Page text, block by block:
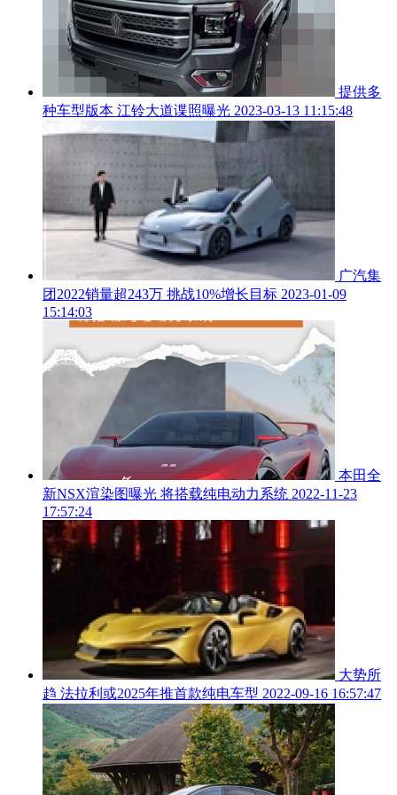
提供多
种车型版本 江铃大道谍照曝光 2023-03-13 11:15:48
广汽集
团2022销量超243万 挑战10%增长目标 2023-01-09
15:14:03
本田全
新NSX渲染图曝光 将搭载纯电动力系统 2022-11-23
17:57:24
大势所
趋 法拉利或2025年推首款纯电车型 2022-09-16 16:57:47